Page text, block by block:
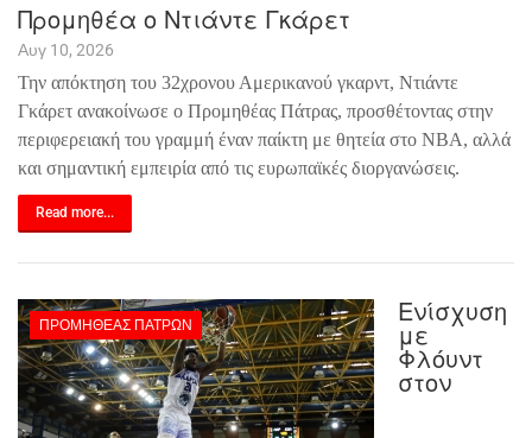
Προμηθέα ο Ντιάντε Γκάρετ
Αυγ 10, 2026
Την απόκτηση του 32χρονου Αμερικανού γκαρντ, Ντιάντε
Γκάρετ ανακοίνωσε ο Προμηθέας Πάτρας, προσθέτοντας στην
περιφερειακή του γραμμή έναν παίκτη με θητεία στο NBA, αλλά
και σημαντική εμπειρία από τις ευρωπαϊκές διοργανώσεις.
Read more...
ΠΡΟΜΗΘΈΑΣ ΠΑΤΡΏΝ Ενίσχυση
με
Φλόυντ
στον